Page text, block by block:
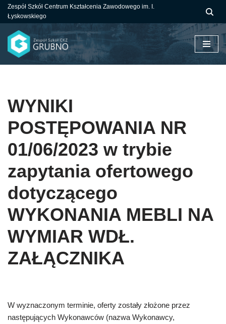
do
treści
Zespół Szkół Centrum Kształcenia Zawodowego im. I.
Łyskowskiego
WYNIKI
POSTĘPOWANIA NR
01/06/2023 w trybie
zapytania ofertowego
dotyczącego
WYKONANIA MEBLI NA
WYMIAR WDŁ.
ZAŁĄCZNIKA
W wyznaczonym terminie, oferty zostały złożone przez
następujących Wykonawców (nazwa Wykonawcy,